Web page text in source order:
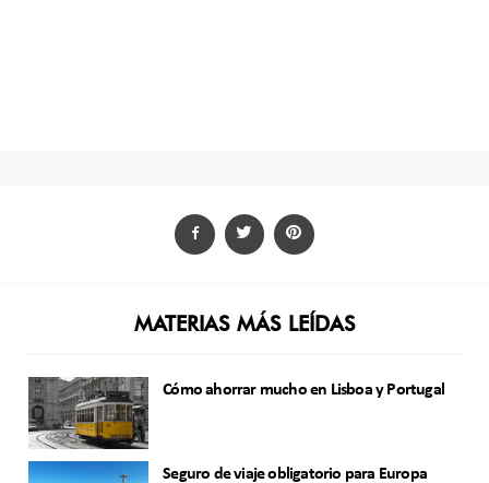
MATERIAS MÁS LEÍDAS
Cómo ahorrar mucho en Lisboa y Portugal
Seguro de viaje obligatorio para Europa